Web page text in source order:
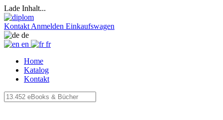
Lade Inhalt...
Kontakt Anmelden Einkaufswagen
de
en
fr
Home
Katalog
Kontakt